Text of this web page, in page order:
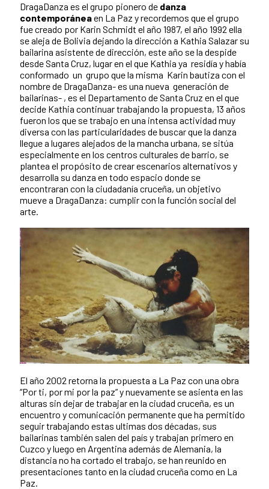
DragaDanza es el grupo pionero de danza
contemporáneaen La Paz y recordemos que el grupo
fue creado por Karin Schmidt el año 1987, el año 1992 ella
se aleja de Bolivia dejando la dirección a Kathia Salazar su
bailarina asistente de dirección, este año se la despide
desde Santa Cruz, lugar en el que Kathia ya residía y había
conformado un grupo que la misma Karin bautiza con el
nombre de DragaDanza- es una nueva generación de
bailarinas- , es el Departamento de Santa Cruz en el que
decide Kathia continuar trabajando la propuesta, 13 años
fueron los que se trabajo en una intensa actividad muy
diversa con las particularidades de buscar que la danza
llegue a lugares alejados de la mancha urbana, se sitúa
especialmente en los centros culturales de barrio, se
plantea el propósito de crear escenarios alternativos y
desarrolla su danza en todo espacio donde se
encontraran con la ciudadanía cruceña, un objetivo
mueve a DragaDanza: cumplir con la función social del
arte.
El año 2002 retorna la propuesta a La Paz con una obra
“Por ti, por mi por la paz” y nuevamente se asienta en las
alturas sin dejar de trabajar en la ciudad cruceña, es un
encuentro y comunicación permanente que ha permitido
seguir trabajando estas ultimas dos décadas, sus
bailarinas también salen del país y trabajan primero en
Cuzco y luego en Argentina además de Alemania, la
distancia no ha cortado el trabajo, se han reunido en
presentaciones tanto en la ciudad cruceña como en La
Paz.